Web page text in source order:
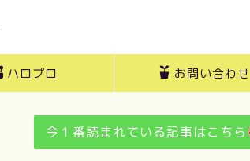
ハロプロ お問い合わせ
今１番読まれている記事はこちら